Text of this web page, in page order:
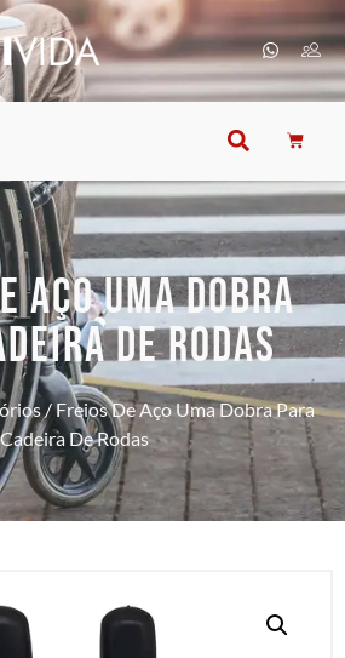
AÇO UMA DOBRA
DE RODAS
/ Freios De Aço Uma Dobra Para
Cadeira De Rodas